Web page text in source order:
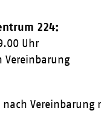
224:
Uhr
Vereinbarung
Vereinbarung